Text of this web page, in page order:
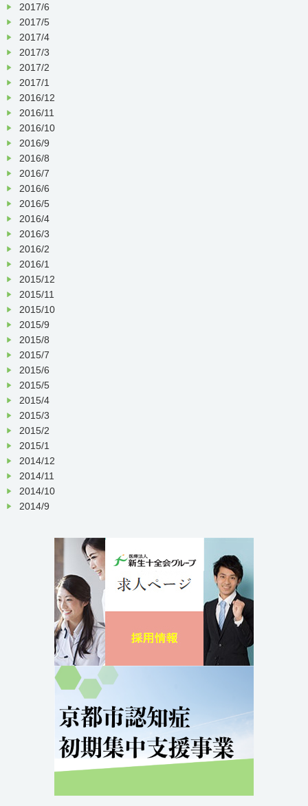
2017/6
2017/5
2017/4
2017/3
2017/2
2017/1
2016/12
2016/11
2016/10
2016/9
2016/8
2016/7
2016/6
2016/5
2016/4
2016/3
2016/2
2016/1
2015/12
2015/11
2015/10
2015/9
2015/8
2015/7
2015/6
2015/5
2015/4
2015/3
2015/2
2015/1
2014/12
2014/11
2014/10
2014/9